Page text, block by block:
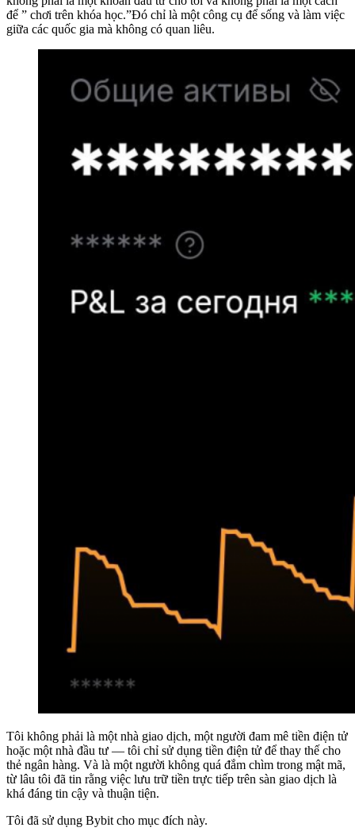
để ” chơi trên khóa học.”Đó chỉ là một công cụ để sống và làm việc
giữa các quốc gia mà không có quan liêu.
Tôi không phải là một nhà giao dịch, một người đam mê tiền điện tử
hoặc một nhà đầu tư — tôi chỉ sử dụng tiền điện tử để thay thế cho
thẻ ngân hàng. Và là một người không quá đắm chìm trong mật mã,
từ lâu tôi đã tin rằng việc lưu trữ tiền trực tiếp trên sàn giao dịch là
khá đáng tin cậy và thuận tiện.
Tôi đã sử dụng Bybit cho mục đích này.